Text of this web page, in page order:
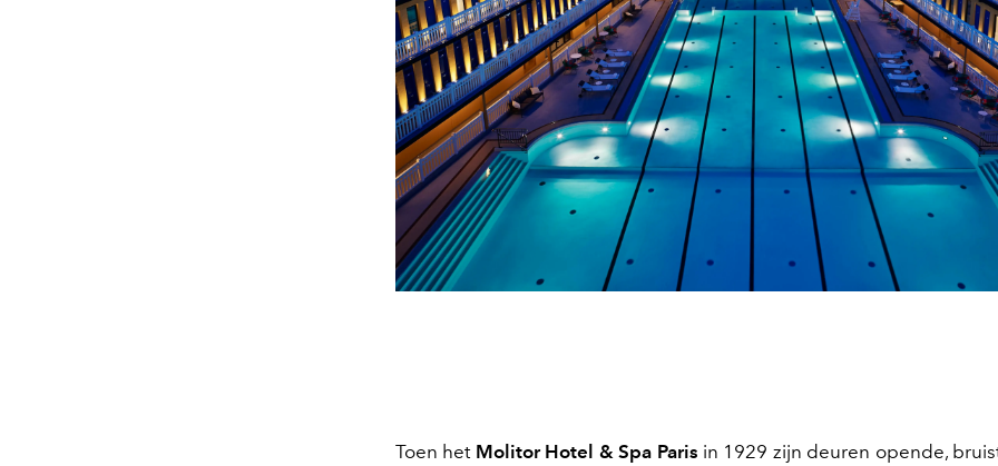
Toen het Molitor Hotel & Spa Paris in 1929 zijn deuren opende,